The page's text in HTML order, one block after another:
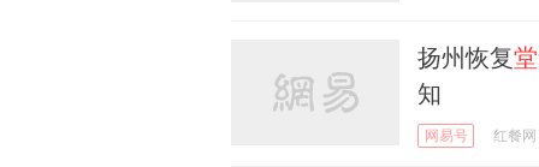
扬州恢复
知
网易号 红餐网